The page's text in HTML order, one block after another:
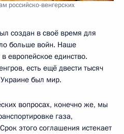
российско-венгерских
создан в своё время для
больше войн. Наше
европейское единство.
есть ещё двести тысяч
был мир.
вопросах, конечно же, мы
газа,
этого соглашения истекает